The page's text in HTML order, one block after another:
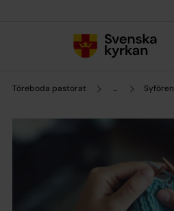
Töreboda pastorat ...